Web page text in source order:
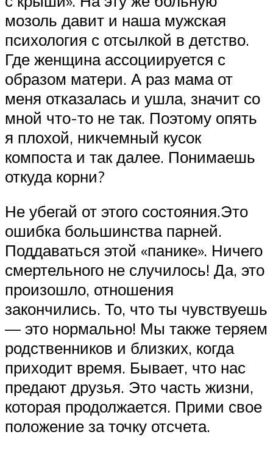
мозоль давит и наша мужская
психология с отсылкой в детство.
Где женщина ассоциируется с
образом матери. А раз мама от
меня отказалась и ушла, значит со
мной что-то не так. Поэтому опять
я плохой, никчемный кусок
компоста и так далее. Понимаешь
откуда корни?
Не убегай от этого состояния.Это
ошибка большинства парней.
Поддаваться этой «панике». Ничего
смертельного не случилось! Да, это
произошло, отношения
закончились. То, что ты чувствуешь
— это нормально! Мы также теряем
родственников и близких, когда
приходит время. Бывает, что нас
предают друзья. Это часть жизни,
которая продолжается. Прими свое
положение за точку отсчета.